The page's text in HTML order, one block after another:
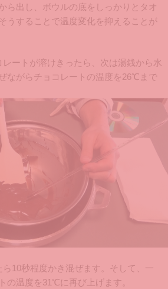
ら出し、ボウルの底をしっかりとタオ
うすることで温度変化を抑えることが
ートが溶けきったら、次は湯銭から水
ながらチョコレートの温度を26℃まで
10秒程度かき混ぜます。そして、一
の温度を31℃に再び上げます。